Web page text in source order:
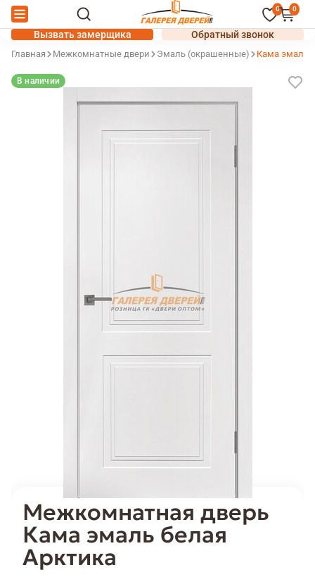
0 0
Вызвать замерщика Обратный звонок
Главная Межкомнатные двери Эмаль (окрашенные) Кама эмаль
Межкомнатная дверь
Кама эмаль белая
Арктика
В наличии